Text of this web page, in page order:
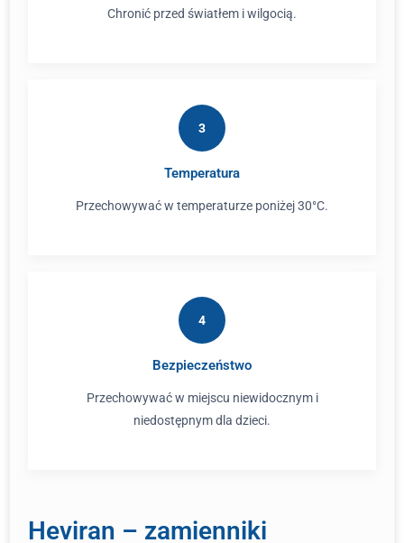
Chronić przed światłem i wilgocią.
3
Temperatura
Przechowywać w temperaturze poniżej 30°C.
4
Bezpieczeństwo
Przechowywać w miejscu niewidocznym i
niedostępnym dla dzieci.
Heviran – zamienniki